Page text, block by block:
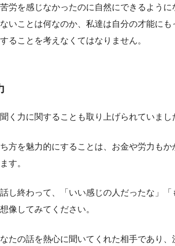
労を感じなかったのに自然にできるよう
いことは何なのか、私達は自分の才能に
ることを考えなくてはなりません。
く力に関することも取り上げられていまし
方を魅力的にすることは、お金や労力も
す。
し終わって、「いい感じの人だったな」
像してみてください。
たの話を熱心に聞いてくれた相手であり